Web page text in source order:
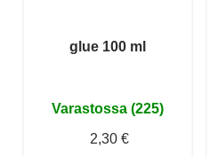
glue 100 ml
Varastossa (225)
2,30 €